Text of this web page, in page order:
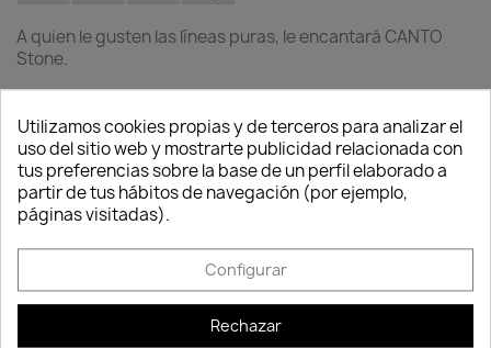
A quien le gusten las líneas puras, le encantará CANTO
Stone.
Gris
claro
Gris
oscuro
Tamaños lechuza
Cantidad
AÑADIR AL CARRITO
Utilizamos cookies propias y de terceros para analizar el
uso del sitio web y mostrarte publicidad relacionada con
tus preferencias sobre la base de un perfil elaborado a
partir de tus hábitos de navegación (por ejemplo,
páginas visitadas).
Configurar
Rechazar Consentimiento de cookies